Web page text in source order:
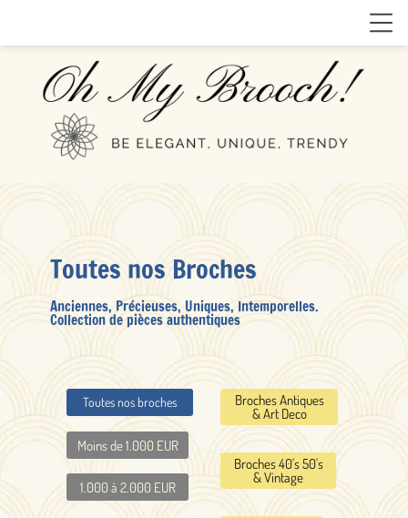
Toutes nos Broches
Anciennes, Précieuses, Uniques, Intemporelles.
Collection de pièces authentiques
Broches Antiques
& Art Deco
Broches 40's 50's
& Vintage
Toutes nos broches
1.000 à 2.000 EUR
Moins de 1.000 EUR